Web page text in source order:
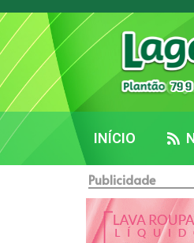
INÍCIO
Publicidade